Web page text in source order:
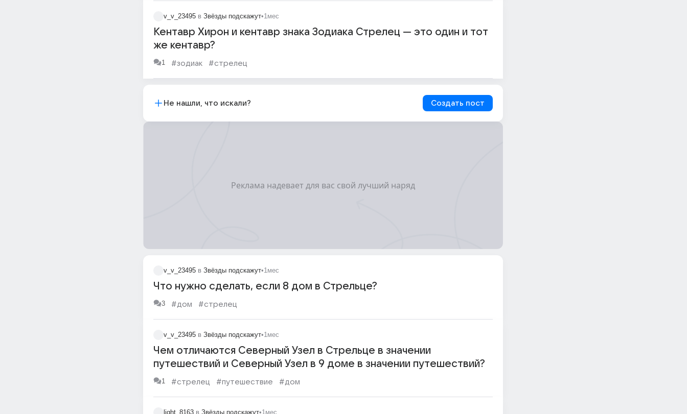
v_v_23495 в Звёзды подскажут•1мес
Кентавр Хирон и кентавр знака Зодиака Стрелец — это один и тот
же кентавр?
1 #зодиак #стрелец
Не нашли, что искали? Создать пост
v_v_23495 в Звёзды подскажут•1мес
Что нужно сделать, если 8 дом в Стрельце?
3 #дом #стрелец
v_v_23495 в Звёзды подскажут•1мес
Чем отличаются Северный Узел в Стрельце в значении
путешествий и Северный Узел в 9 доме в значении путешествий?
1 #стрелец #путешествие #дом
light_8163 в Звёзды подскажут•1мес